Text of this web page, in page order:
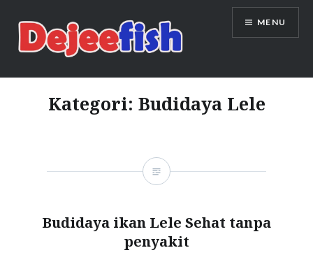
content
DEJEEFISH | PRODUSEN BENIH
IKAN BERKUALITAS INDONESIA
MENU
Kategori: Budidaya Lele
Budidaya ikan Lele Sehat tanpa
penyakit